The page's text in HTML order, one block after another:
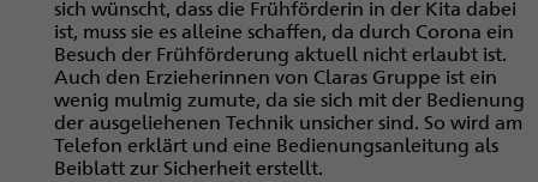
sich wünscht, dass die Frühförderin in der Kita dabei
ist, muss sie es alleine schaffen, da durch Corona ein
Besuch der Frühförderung aktuell nicht erlaubt ist.
Auch den Erzieherinnen von Claras Gruppe ist ein
wenig mulmig zumute, da sie sich mit der Bedienung
der ausgeliehenen Technik unsicher sind. So wird am
Telefon erklärt und eine Bedienungsanleitung als
Beiblatt zur Sicherheit erstellt.